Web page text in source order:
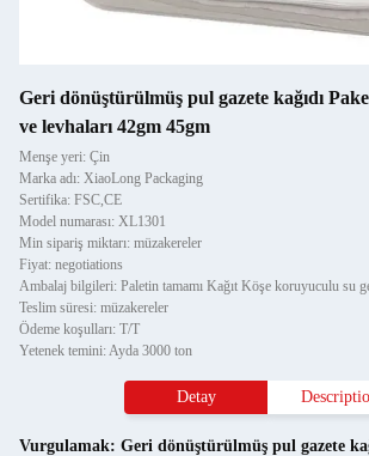
Geri dönüştürülmüş pul gazete kağıdı
ve levhaları 42gm 45gm
Menşe yeri: Çin
Marka adı: XiaoLong Packaging
Sertifika: FSC,CE
Model numarası: XL1301
Min sipariş miktarı: müzakereler
Fiyat: negotiations
Teslim süresi: müzakereler
Ödeme koşulları: T/T
Yetenek temini: Ayda 3000 ton
Detay
Vurgulamak: Geri dönüştürülmüş pul gazete